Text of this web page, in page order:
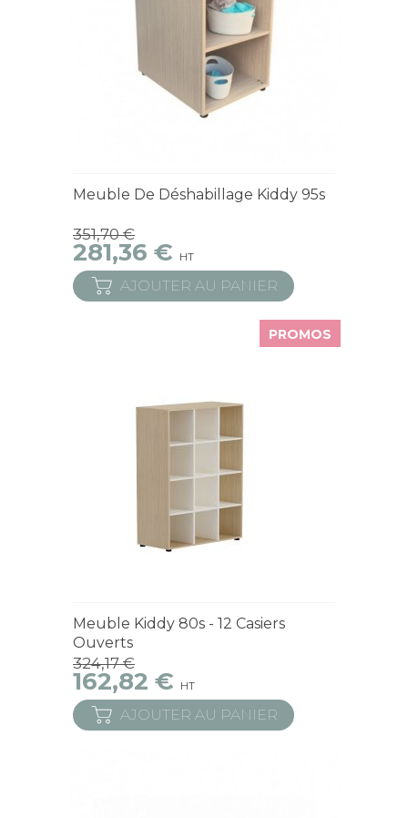
Meuble De Déshabillage Kiddy 95s
351,70 €
281,36 € HT
AJOUTER AU PANIER
PROMOS
Meuble Kiddy 80s - 12 Casiers
Ouverts
324,17 €
162,82 € HT
AJOUTER AU PANIER